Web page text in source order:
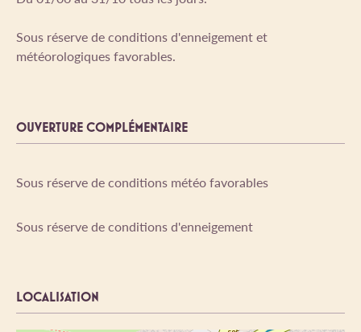
Sous réserve de conditions d'enneigement et
météorologiques favorables.
OUVERTURE COMPLÉMENTAIRE
Sous réserve de conditions météo favorables
Sous réserve de conditions d'enneigement
LOCALISATION